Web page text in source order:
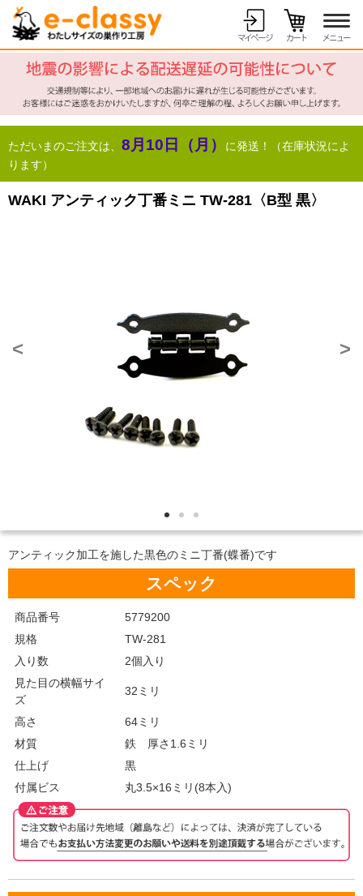
ただいまのご注文は、 8月10日（月）
に発送！（在庫状況によ
ります）
WAKI アンティック丁番ミニ TW-281〈B型 黒〉
< >
アンティック加工を施した黒色のミニ丁番(蝶番)です
スペック
商品番号
5779200
規格
TW-281
入り数
2個入り
見た目の横幅サイ
ズ
32ミリ
高さ
64ミリ
材質
鉄 厚さ1.6ミリ
仕上げ
黒
付属ビス
丸3.5×16ミリ(8本入)